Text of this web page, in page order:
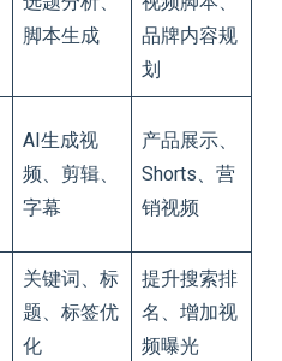
脚本生成
品牌内容规
划
AI生成视
频、剪辑、
字幕
产品展示、
Shorts、营
销视频
关键词、标
题、标签优
化
提升搜索排
名、增加视
频曝光